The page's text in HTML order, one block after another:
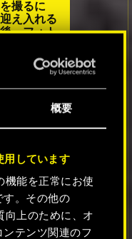
概要
用しています
機能を正常にお使
す。その他の
向上のために、オ
テンツ関連のフ
撮るに
え入れる
、フォト
完了。世
っと必要